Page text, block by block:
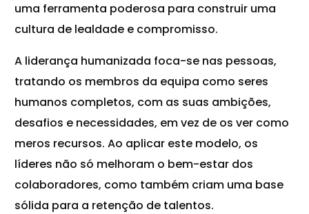
uma ferramenta poderosa para construir uma
cultura de lealdade e compromisso.
A liderança humanizada foca-se nas pessoas,
tratando os membros da equipa como seres
humanos completos, com as suas ambições,
desafios e necessidades, em vez de os ver como
meros recursos. Ao aplicar este modelo, os
líderes não só melhoram o bem-estar dos
colaboradores, como também criam uma base
sólida para a retenção de talentos.